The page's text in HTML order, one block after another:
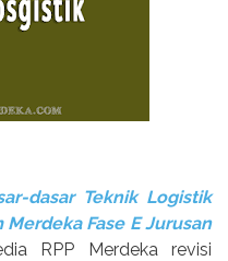
dasar Teknik Logistik
Fase E Jurusan
RPP Merdeka revisi